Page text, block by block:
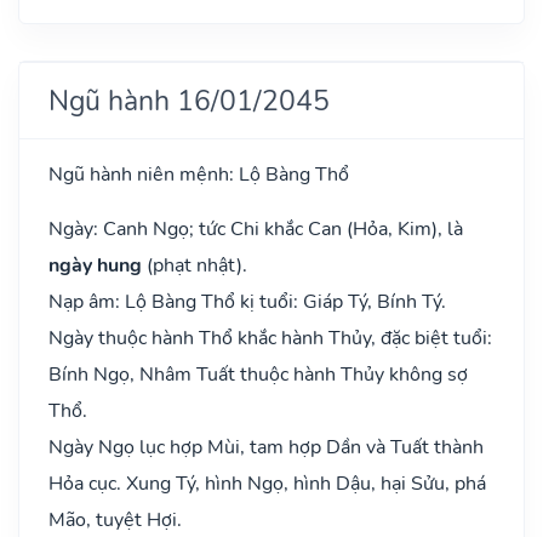
Ngũ hành 16/01/2045
Ngũ hành niên mệnh: Lộ Bàng Thổ
Ngày: Canh Ngọ; tức Chi khắc Can (Hỏa, Kim), là
ngày hung (phạt nhật).
Nạp âm: Lộ Bàng Thổ kị tuổi: Giáp Tý, Bính Tý.
Ngày thuộc hành Thổ khắc hành Thủy, đặc biệt tuổi:
Bính Ngọ, Nhâm Tuất thuộc hành Thủy không sợ
Thổ.
Ngày Ngọ lục hợp Mùi, tam hợp Dần và Tuất thành
Hỏa cục. Xung Tý, hình Ngọ, hình Dậu, hại Sửu, phá
Mão, tuyệt Hợi.